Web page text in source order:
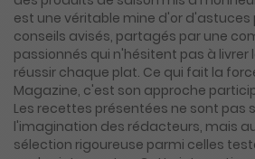
est une véritable mine d'or
conseils avisés, partagés par une
passionnés qui n'hésitent pas à livrer
réussir chaque plat. Ce qui fait la
Magazine, c'est son approche
Les recettes présentées ne sont pas
l'imagination des rédacteurs, mais
sélection rigoureuse parmi celles